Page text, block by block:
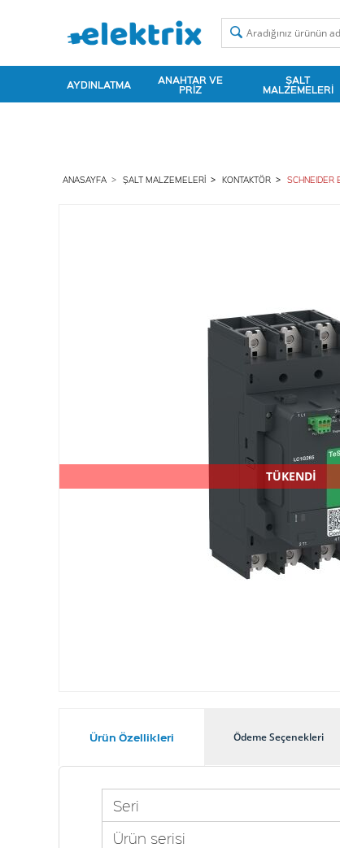
AYDINLATMA ANAHTAR VE
PRIZ
ŞALT
MALZEMELERI
ANASAYFA ŞALT MALZEMELERI KONTAKTÖR SCHNEIDER
TÜKENDİ
Ürün Özellikleri Ödeme Seçenekleri
Seri
Ürün serisi